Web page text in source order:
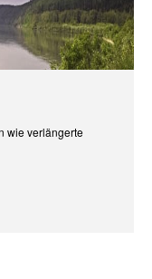
wie verlängerte